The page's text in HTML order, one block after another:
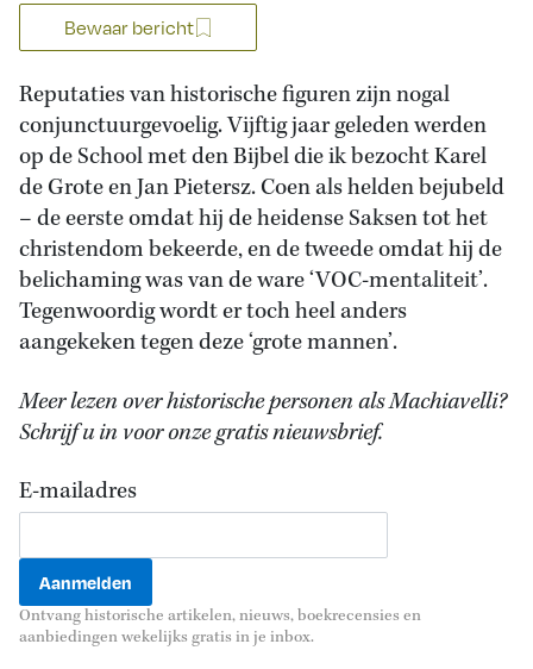
Bewaar bericht
Reputaties van historische figuren zijn nogal
conjunctuurgevoelig. Vijftig jaar geleden werden
op de School met den Bijbel die ik bezocht Karel
de Grote en Jan Pietersz. Coen als helden bejubeld
– de eerste omdat hij de heidense Saksen tot het
christendom bekeerde, en de tweede omdat hij de
belichaming was van de ware ‘VOC-mentaliteit’.
Tegenwoordig wordt er toch heel anders
aangekeken tegen deze ‘grote mannen’.
Meer lezen over historische personen als Machiavelli?
Schrijf u in voor onze gratis nieuwsbrief.
E-mailadres
Ontvang historische artikelen, nieuws, boekrecensies en
aanbiedingen wekelijks gratis in je inbox.